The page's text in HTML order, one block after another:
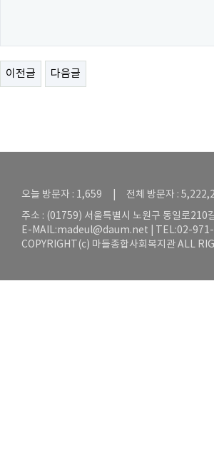
이전글 다음글
오늘 방문자 : 1,659 | 전체 방문자 :
주소 : (01759) 서울특별시 노원구 동일로210
E-MAIL:madeul@daum.net | TEL:02-
COPYRIGHT(c) 마들종합사회복지관 ALL